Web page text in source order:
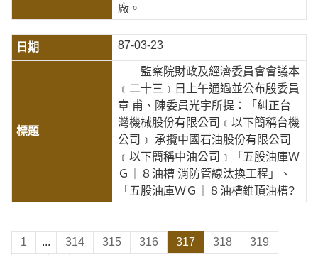
廠。
87-03-23
監察院財政及經濟委員會會議本
﹝二十三﹞日上午通過並公布殷委員
章 甫、陳委員光宇所提：「糾正台
灣機械股份有限公司﹝以下簡稱台機
公司﹞ 承攬中國石油股份有限公司
﹝以下簡稱中油公司﹞「五股油庫Ｗ
Ｇ｜８油槽 消防管線汰換工程」、
「五股油庫ＷＧ｜８油槽錐頂油槽?
1 ... 314 315 316 317 318
319